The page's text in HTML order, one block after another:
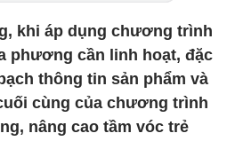
khi áp dụng chương trình
phương cần linh hoạt, đặc
thông tin sản phẩm và
cùng của chương trình
nâng cao tầm vóc trẻ